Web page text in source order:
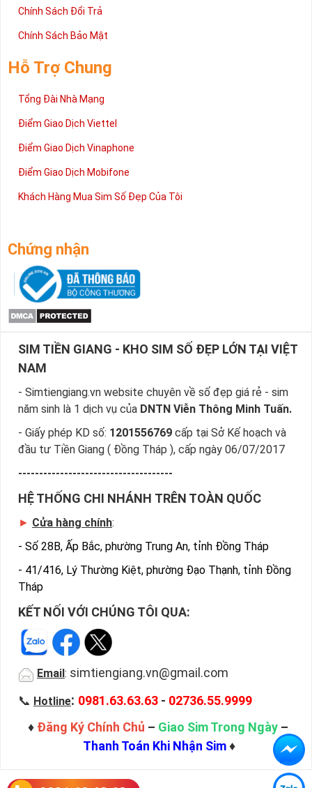
Chính Sách Đổi Trả
Chính Sách Bảo Mật
Hỗ Trợ Chung
Tổng Đài Nhà Mạng
Điểm Giao Dịch Viettel
Điểm Giao Dịch Vinaphone
Điểm Giao Dịch Mobifone
Khách Hàng Mua Sim Số Đẹp Của Tôi
Chứng nhận
SIM TIỀN GIANG - KHO SIM SỐ ĐẸP LỚN TẠI VIỆT
NAM
- Simtiengiang.vn website chuyên về số đẹp giá rẻ - sim
năm sinh là 1 dịch vụ của DNTN Viễn Thông Minh Tuấn.
- Giấy phép KD số: 1201556769 cấp tại Sở Kế hoạch và
đầu tư Tiền Giang ( Đồng Tháp ), cấp ngày 06/07/2017
-------------------------------------
HỆ THỐNG CHI NHÁNH TRÊN TOÀN QUỐC
► Cửa hàng chính:
- Số 28B, Ấp Bắc, phường Trung An, tỉnh Đồng Tháp
- 41/416, Lý Thường Kiệt, phường Đạo Thạnh, tỉnh Đồng
Tháp
KẾT NỐI VỚI CHÚNG TÔI QUA:
Email : simtiengiang.vn@gmail.com
📞 Hotline: 0981.63.63.63 - 02736.55.9999
♦ Đăng Ký Chính Chủ – Giao Sim Trong Ngày –
Thanh Toán Khi Nhận Sim♦